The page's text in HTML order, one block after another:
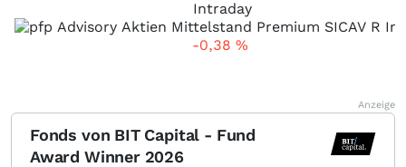
Intraday
-0,38 %
Anzeige
Fonds von BIT Capital - Fund
Award Winner 2026